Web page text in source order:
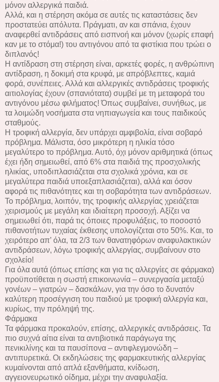
μόνον αλλεργικά παιδιά.
Αλλά, και η στέρηση ακόμα σε αυτές τις καταστάσεις δεν
προστατεύει απόλυτα. Πράγματι, αν και σπάνια, έχουν
αναφερθεί αντιδράσεις από εισπνοή και μόνον (χωρίς επαφή
καν με το στόμα!) του αντιγόνου από τα φιστίκια που τρώει ο
διπλανός!
Η αντίδραση στη στέρηση είναι, αρκετές φορές, η ανθρώπινη
αντίδραση, η δοκιμή στα κρυφά, με απρόβλεπτες, καμιά
φορά, συνέπειες. Αλλά και αλλεργικές αντιδράσεις τροφικής
αιτιολογίας έχουν (σπανιότατα) συμβεί με τη μεταφορά του
αντιγόνου μέσω φιλήματος! Όπως συμβαίνει, συνήθως, με
τα λοιμώδη νοσήματα στα νηπιαγωγεία και τους παιδικούς
σταθμούς.
Η τροφική αλλεργία, δεν υπάρχει αμφιβολία, είναι σοβαρό
πρόβλημα. Μάλιστα, όσο μικρότερη η ηλικία τόσο
μεγαλύτερο το πρόβλημα. Αυτό, όχι μόνον αριθμητικά (όπως
έχει ήδη σημειωθεί, από 6% στα παιδιά της προσχολικής
ηλικίας, υποδιπλασιάζεται στα σχολικά χρόνια, και σε
μεγαλύτερα παιδιά υποεξαπλασιάζεται), αλλά και όσον
αφορά τις πιθανότητες και τη σοβαρότητα των αντιδράσεων.
Το πρόβλημα, λοιπόν, της τροφικής αλλεργίας χρειάζεται
χειρισμούς με μεγάλη και ιδιαίτερη προσοχή. Αξίζει να
σημειωθεί ότι, παρά τις όποιες προφυλάξεις, το ποσοστό
πιθανοτήτων τυχαίας έκθεσης υπολογίζεται στο 50%. Και, το
χειρότερο απ’ όλα, τα 2/3 των θανατηφόρων αναφυλακτικών
αντιδράσεων, λόγω τροφικής αλλεργίας, συμβαίνουν στο
σχολείο!
Για όλα αυτά (όπως επίσης και για τις αλλεργίες σε φάρμακα)
προϋποτίθεται η σωστή επικοινωνία – συνεργασία μεταξύ
γονέων – γιατρών – δασκάλων, για την όσο το δυνατόν
καλύτερη προσέγγιση του παιδιού με τροφική αλλεργία και,
κυρίως, την πρόληψή της.
Φάρμακα
Τα φάρμακα προκαλούν, επίσης, αλλεργικές αντιδράσεις. Τα
πιο συχνά αίτια είναι τα αντιβιοτικά παράγωγα της
πενικιλίνης και τα παυσίπονα – αντιφλεγμονώδη –
αντιπυρετικά. Οι εκδηλώσεις της φαρμακευτικής αλλεργίας
κυμαίνονται από απλά εξανθήματα, κνίδωση,
αγγειονευρωτικό οίδημα, μέχρι την αναφυλαξία.